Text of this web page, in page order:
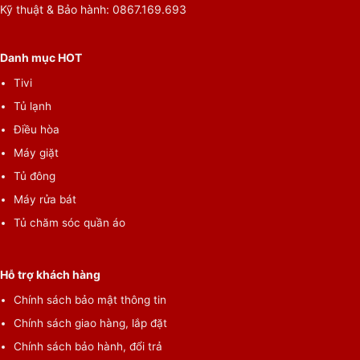
Nhà
sản
xuất:
Xuất xứ:
mắt :
Thời
gian
hành:
24 Tháng
điểm
bảo
hành:
Nguyễn Kim
Bảng
điều
khiển:
Bảng điều khiển thông minh AI Control. Có thể điều
chỉnh Hiển thị bằng Tiếng Việt hoặc Tiếng Anh
Kỹ thuật & Bảo hành: 0867.169.693
Danh mục HOT
Tivi
Tủ lạnh
Điều hòa
Máy giặt
Tủ đông
Máy rửa bát
Tủ chăm sóc quần áo
Hỗ trợ khách hàng
Chính sách bảo mật thông tin
Chính sách giao hàng, lắp đặt
Chính sách bảo hành, đổi trả